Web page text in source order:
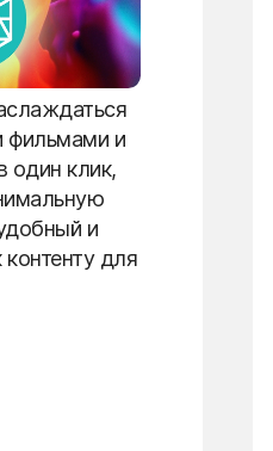
и
один клик,
и
для